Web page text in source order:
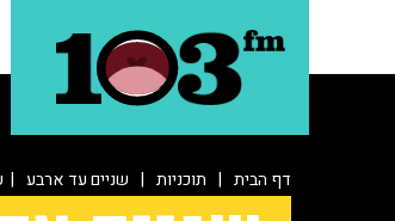
דף הבית | תוכניות | שניים עד ארבע |